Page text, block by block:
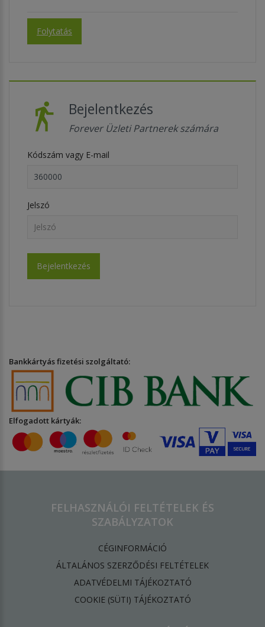
Folytatás
Bejelentkezés
Forever Üzleti Partnerek számára
Kódszám vagy E-mail
Jelszó
Bankkártyás fizetési szolgáltató:
Elfogadott kártyák:
FELHASZNÁLÓI FELTÉTELEK ÉS
SZABÁLYZATOK
CÉGINFORMÁCIÓ
ÁLTALÁNOS SZERZŐDÉSI FELTÉTELEK
ADATVÉDELMI TÁJÉKOZTATÓ
​COOKIE (SÜTI) TÁJÉKOZTATÓ